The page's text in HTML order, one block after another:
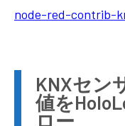
node-red-contrib-
KNXセン
値を
ロー